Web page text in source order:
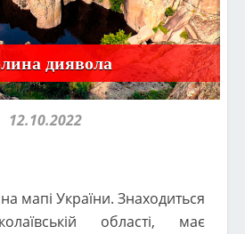
диявола
12.10.2022
мапі України. Знаходиться
області, має